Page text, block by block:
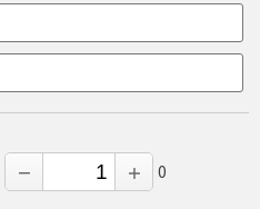
－ ＋ 0